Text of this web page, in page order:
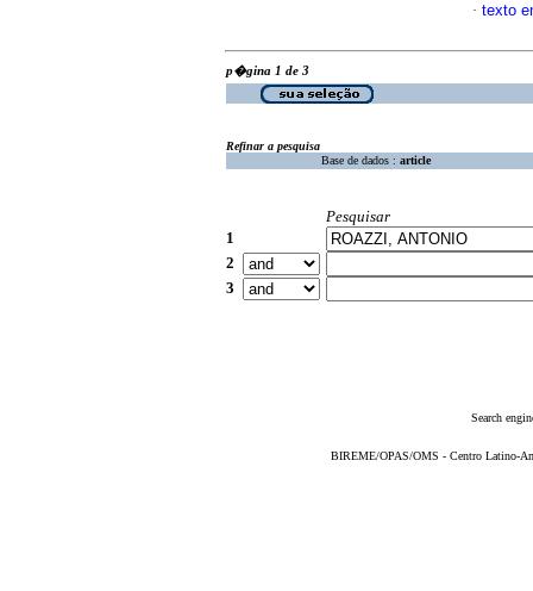
· texto
p�gina 1 de 3
Refinar a pesquisa
Base de dados : article
Pesquisar
1
2
3
Search
BIREME/OPAS/OMS - Centro Latino-